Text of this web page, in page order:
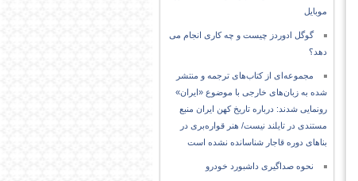
موبایل
گوگل ادوردز چیست و چه کاری انجام می
دهد؟
مجموعه‌ای از کتاب‌های ترجمه و منتشر
شده به زبان‌های خارجی با موضوع «ایران»
رونمایی شدند: درباره تاریخ کهن ایران منبع
مستندی در تایلند نیست/ هنر قواره‌بری در
بناهای دوره قاجار شناسانده نشده است
نحوه صداگیری داشبورد خودرو